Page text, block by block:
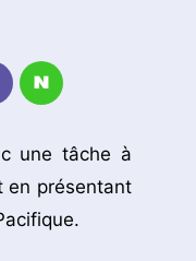
une tâche à
en présentant